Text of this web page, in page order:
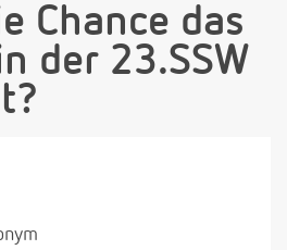
Chance das
der 23.SSW